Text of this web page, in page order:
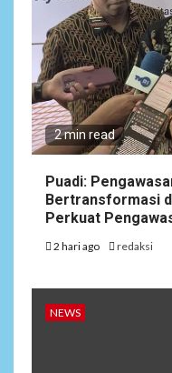
2 min read
Puadi:
Bertransformasi
Perkuat
2 hari ago redaksi
NEWS